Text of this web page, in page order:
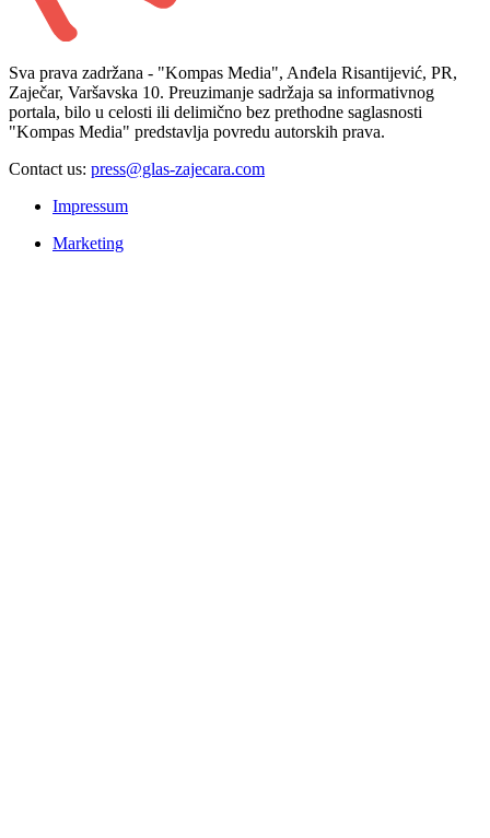
Sva prava zadržana - "Kompas Media", Anđela Risantijević, PR,
Zaječar, Varšavska 10. Preuzimanje sadržaja sa informativnog
portala, bilo u celosti ili delimično bez prethodne saglasnosti
"Kompas Media" predstavlja povredu autorskih prava.
Contact us: press@glas-zajecara.com
Impressum
Marketing